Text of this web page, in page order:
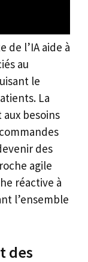
de l’IA aide à
au
le
La
besoins
des
agile
réactive à
l’ensemble
des